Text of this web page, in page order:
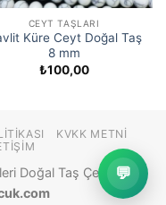
CEYT TAŞLARI
Küre Ceyt Doğal Taş
8 mm
₺100,00
KVKK METNI
Doğal Taş Çeşitleri ©
💬